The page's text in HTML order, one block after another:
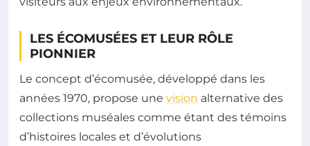
LES ÉCOMUSÉES ET LEUR RÔLE
PIONNIER
Le concept d’écomusée, développé dans les
années 1970, propose une vision alternative des
collections muséales comme étant des témoins
d’histoires locales et d’évolutions